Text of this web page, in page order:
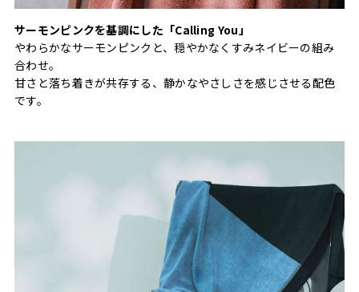
サーモンピンクを基調にした「Calling You」
やわらかなサーモンピンクと、穏やかなくすみネイビーの組み
合わせ。
甘さと落ち着きが共存する、静かなやさしさを感じさせる配色
です。